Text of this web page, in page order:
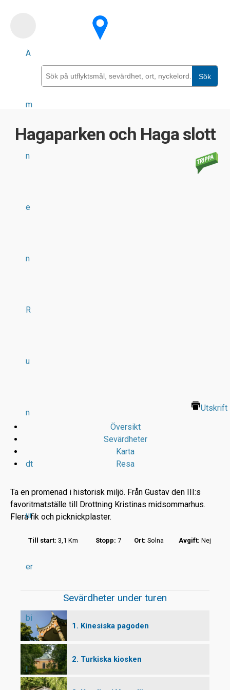
Ä
m
n
e
n
R
u
n
dt
ur
er
bi
l
Sök
Hagaparken och Haga slott
Utskrift
Översikt
Sevärdheter
Karta
Resa
Ta en promenad i historisk miljö. Från Gustav den III:s
favoritmatställe till Drottning Kristinas midsommarhus.
Flera fik och picknickplaster.
Till start: 3,1 Km Stopp: 7 Ort: Solna Avgift: Nej
Sevärdheter under turen
1. Kinesiska pagoden
2. Turkiska kiosken